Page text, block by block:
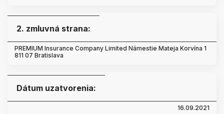
2. zmluvná strana:
PREMIUM Insurance Company Limited Námestie Mateja Korvína 1
811 07 Bratislava
Dátum uzatvorenia:
16.09.2021